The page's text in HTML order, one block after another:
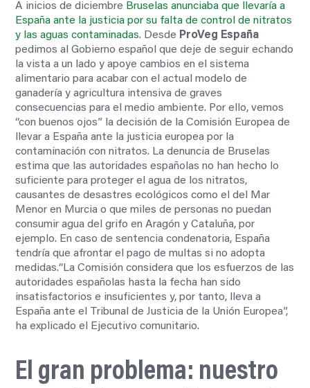
A inicios de diciembre Bruselas anunciaba que llevaría a
España ante la justicia por su falta de control de nitratos
y las aguas contaminadas. Desde ProVeg España
pedimos al Gobierno español que deje de seguir echando
la vista a un lado y apoye cambios en el sistema
alimentario para acabar con el actual modelo de
ganadería y agricultura intensiva de graves
consecuencias para el medio ambiente. Por ello, vemos
“con buenos ojos” la decisión de la Comisión Europea de
llevar a España ante la justicia europea por la
contaminación con nitratos. La denuncia de Bruselas
estima que las autoridades españolas no han hecho lo
suficiente para proteger el agua de los nitratos,
causantes de desastres ecológicos como el del Mar
Menor en Murcia o que miles de personas no puedan
consumir agua del grifo en Aragón y Cataluña, por
ejemplo. En caso de sentencia condenatoria, España
tendría que afrontar el pago de multas si no adopta
medidas.“La Comisión considera que los esfuerzos de las
autoridades españolas hasta la fecha han sido
insatisfactorios e insuficientes y, por tanto, lleva a
España ante el Tribunal de Justicia de la Unión Europea”,
ha explicado el Ejecutivo comunitario.
El gran problema: nuestro